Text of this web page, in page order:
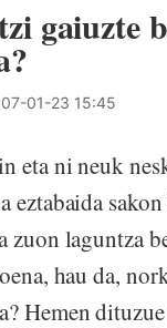
gaiuzte
01-23 15:45
eta ni neuk
eztabaida sakon
zuon laguntza
hau da,
Hemen